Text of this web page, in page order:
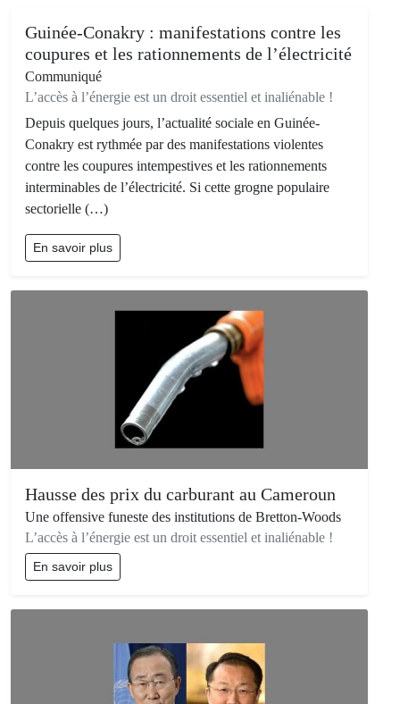
Guinée-Conakry : manifestations contre les
coupures et les rationnements de l’électricité
Communiqué
L’accès à l’énergie est un droit essentiel et inaliénable !
Depuis quelques jours, l’actualité sociale en Guinée-
Conakry est rythmée par des manifestations violentes
contre les coupures intempestives et les rationnements
interminables de l’électricité. Si cette grogne populaire
sectorielle (…)
En savoir plus
Hausse des prix du carburant au Cameroun
Une offensive funeste des institutions de Bretton-Woods
L’accès à l’énergie est un droit essentiel et inaliénable !
En savoir plus